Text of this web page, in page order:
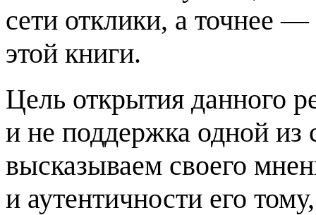
сети отклики, а точнее
этой книги.
Цель открытия данного
и не поддержка одной
высказываем своего
и аутентичности его